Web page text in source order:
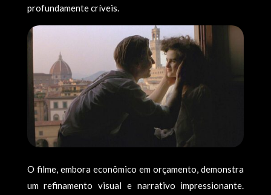
profundamente críveis.
O filme, embora econômico em orçamento, demonstra
um refinamento visual e narrativo impressionante.